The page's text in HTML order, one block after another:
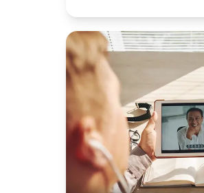
yang sangat penting.